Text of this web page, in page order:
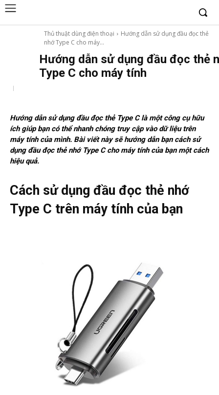
Thủ thuật dùng điện thoại
Hướng dẫn sử dụng đầu đọc thẻ
nhớ Type C cho máy...
Hướng dẫn sử dụng đầu đọc thẻ
Type C cho máy tính
Hướng dẫn sử dụng đầu đọc thẻ Type C là một công cụ hữu
ích giúp bạn có thể nhanh chóng truy cập vào dữ liệu trên
máy tính của mình. Bài viết này sẽ hướng dẫn bạn cách sử
dụng đầu đọc thẻ nhớ Type C cho máy tính của bạn một cách
hiệu quả.
Cách sử dụng đầu đọc thẻ nhớ
Type C trên máy tính của bạn